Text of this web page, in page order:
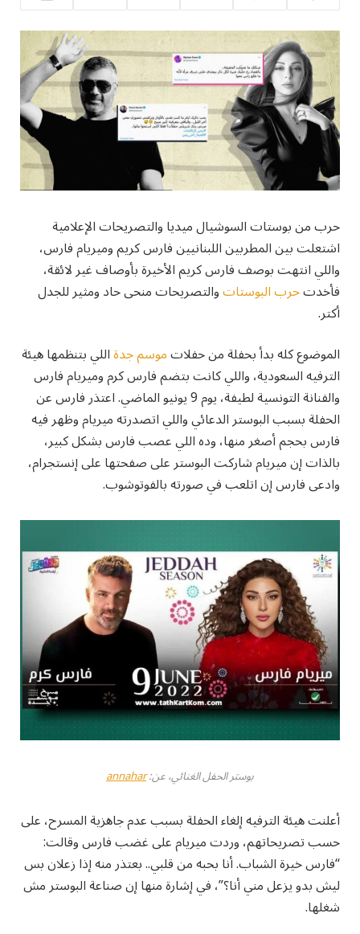
حرب من بوستات السوشيال ميديا والتصريحات الإعلامية
اشتعلت بين المطربين اللبنانيين فارس كريم وميريام فارس،
واللي انتهت بوصف فارس كريم الأخيرة بأوصاف غير لائقة،
فأخدتحرب البوستاتوالتصريحات منحى حاد ومثير للجدل
أكتر.
الموضوع كله بدأ بحفلة من حفلاتموسم جدةاللي بتنظمها هيئة
الترفيه السعودية، واللي كانت بتضم فارس كرم وميريام فارس
والفنانة التونسية لطيفة، يوم 9 يونيو الماضي. اعتذر فارس عن
الحفلة بسبب البوستر الدعائي واللي اتصدرته ميريام وظهر فيه
فارس بحجم أصغر منها، وده اللي عصب فارس بشكل كبير،
بالذات إن ميريام شاركت البوستر على صفحتها على إنستجرام،
وادعى فارس إن اتلعب في صورته بالفوتوشوب.
بوستر الحفل الغنائي، عن:annahar
أعلنت هيئة الترفيه إلغاء الحفلة بسبب عدم جاهزية المسرح، على
حسب تصريحاتهم، وردت ميريام على غضب فارس وقالت:
“فارس خيرة الشباب. أنا بحبه من قلبي.. بعتذر منه إذا زعلان بس
ليش بدو يزعل مني أنا؟”، في إشارة منها إن صناعة البوستر مش
شغلها.